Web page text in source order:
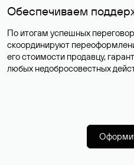
Обеспечиваем
По итогам успешных
скоординируют
его стоимости продавцу,
любых недобросовестных